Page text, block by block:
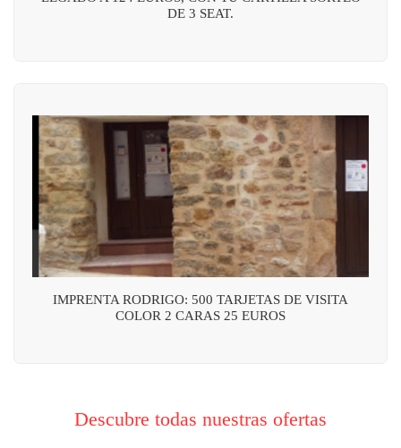
DE 3 SEAT.
IMPRENTA RODRIGO: 500 TARJETAS DE VISITA
COLOR 2 CARAS 25 EUROS
Descubre todas nuestras ofertas